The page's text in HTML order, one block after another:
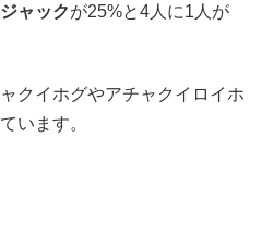
ャックが25%と4人に1人が
クイホグやアチャクイロイホ
います。